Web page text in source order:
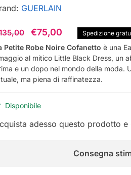
GUERLAIN
Il
prezzo
originale
era:
€135,00.
€75,00
prezzo
attuale
è:
€75,00.
Spedizione
Petite Robe Noire Cofanetto è una
al mitico Little Black Dress, un
e un dopo nel mondo della moda.
ma piena di raffinatezza.
Disponibile
adesso questo prodotto e
Consegna